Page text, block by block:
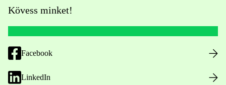
Kövess minket!
Facebook
LinkedIn